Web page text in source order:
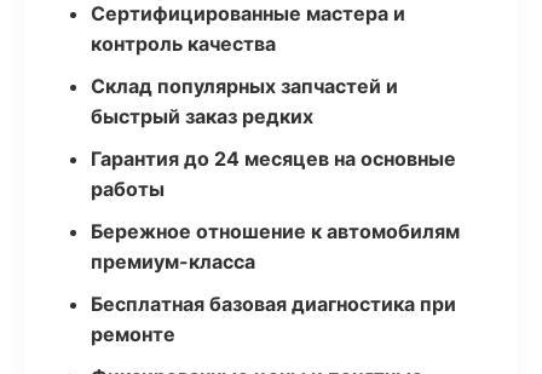
Сертифицированные мастера и
контроль качества
Склад популярных запчастей и
быстрый заказ редких
Гарантия до 24 месяцев на основные
работы
Бережное отношение к автомобилям
премиум-класса
Бесплатная базовая диагностика при
ремонте